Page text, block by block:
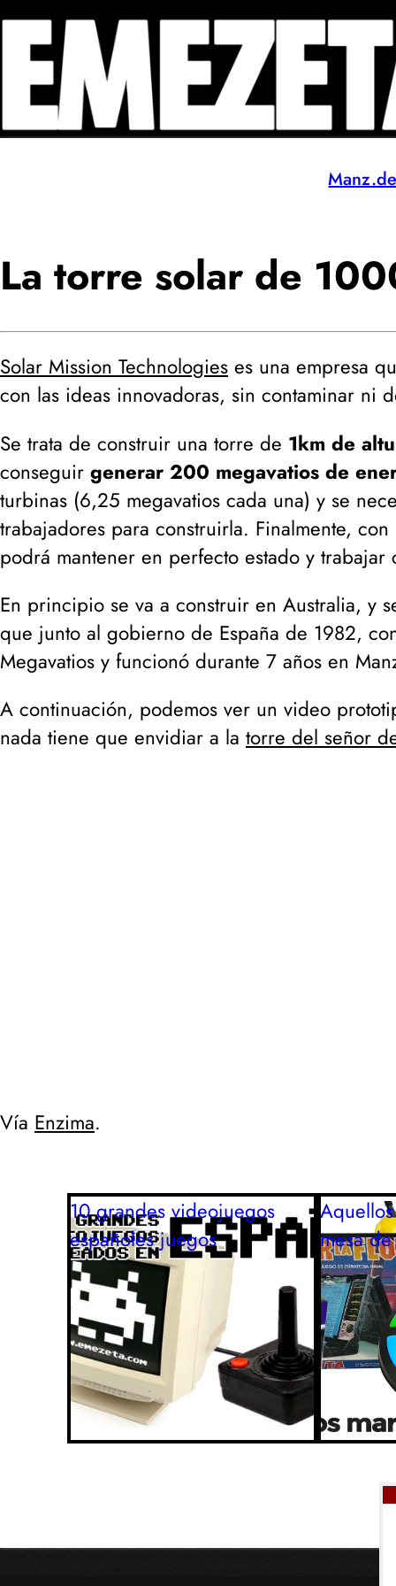
La torre solar de
Solar Mission Technologies es una empresa
con las ideas innovadoras, sin contaminar ni
Se trata de construir una torre de 1km de
conseguir generar 200 megavatios de
turbinas (6,25 megavatios cada una) y se
trabajadores para construirla. Finalmente,
podrá mantener en perfecto estado y trabajar
En principio se va a construir en Australia, y
que junto al gobierno de España de 1982,
Megavatios y funcionó durante 7 años en
A continuación, podemos ver un video
nada tiene que envidiar a la torre del señor
Vía Enzima.
10 grandes videojuegos
españoles juegos
mesa